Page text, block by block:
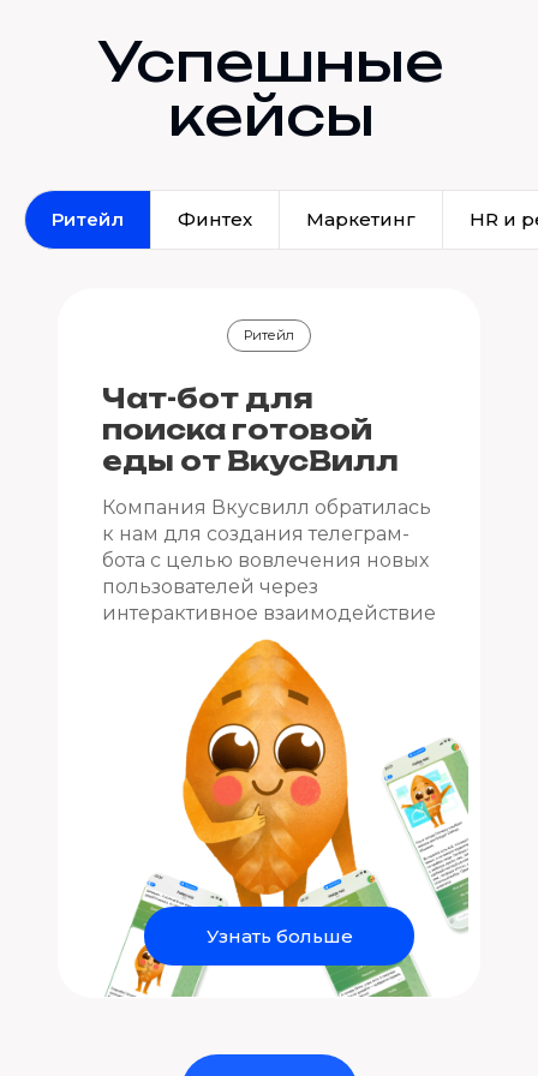
Успешные
кейсы
Ритейл Финтех Маркетинг HR и
Ритейл
Компания Вкусвилл обратилась
к нам для создания телеграм-
бота с целью вовлечения новых
пользователей через
интерактивное взаимодействие
Чат-бот для
поиска готовой
еды от ВкусВилл
Узнать больше